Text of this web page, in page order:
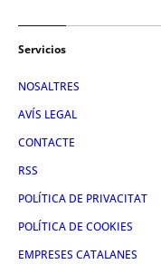
Servicios
NOSALTRES
AVÍS LEGAL
CONTACTE
RSS
POLÍTICA DE PRIVACITAT
POLÍTICA DE COOKIES
EMPRESES CATALANES